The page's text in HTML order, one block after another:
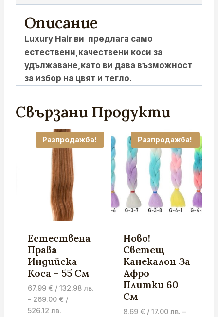
Описание
Luxury Hair ви предлага само
естествени,качествени коси за
удължаване,като ви дава възможност
за избор на цвят и тегло.
Свързани Продукти
Разпродажба!
Естествена
Права
Индийска
Коса – 55 См
67.99 € / 132.98 лв.
– 269.00 € /
526.12 лв.Price
Разпродажба!
Ново!
Светещ
Канекалон За
Афро
Плитки 60
См
8.69 € / 17.00 лв. –